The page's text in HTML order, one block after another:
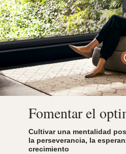
Cultivar una mentalidad
la perseverancia, la
crecimiento
Fomentar el
Photo Credit: Jason O’rear